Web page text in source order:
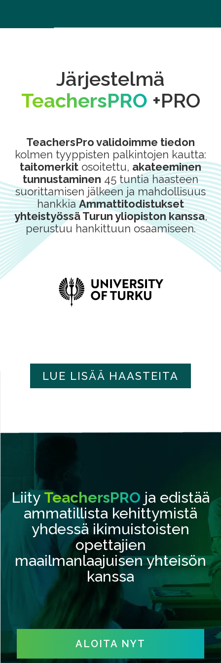
Järjestelmä
TeachersPRO +PRO
TeachersPro validoimme tiedon
kolmen tyyppisten palkintojen kautta:
taitomerkit osoitettu, akateeminen
tunnustaminen 45 tuntia haasteen
suorittamisen jälkeen ja mahdollisuus
hankkiaAmmattitodistukset
yhteistyössä Turun yliopiston kanssa,
perustuu hankittuun osaamiseen.
LUE LISÄÄ HAASTEITA
Liity TeachersPRO ja edistää
ammatillista kehittymistä
yhdessä ikimuistoisten
opettajien
maailmanlaajuisen yhteisön
kanssa
ALOITA NYT